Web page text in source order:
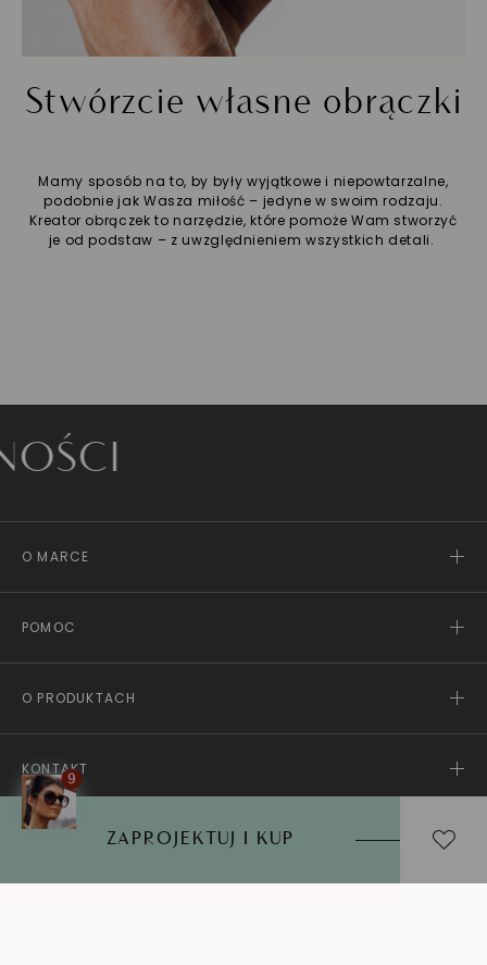
ZAPROJEKTUJ I KUP
Stwórzcie własne obrączki
Mamy sposób na to, by były wyjątkowe i niepowtarzalne,
podobnie jak Wasza miłość – jedyne w swoim rodzaju.
Kreator obrączek to narzędzie, które pomoże Wam stworzyć
je od podstaw – z uwzględnieniem wszystkich detali.
O MARCE
POMOC
O PRODUKTACH
KONTAKT